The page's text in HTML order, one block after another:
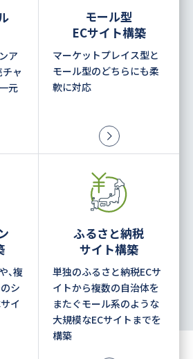
ア
チャ
元
モール型
ECサイト構築
マーケットプレイス型と
モール型のどちらにも柔
軟に対応
、複
シ
イ
ふるさと納税
サイト構築
単独のふるさと納税ECサ
イトから複数の自治体を
またぐモール系のような
大規模なECサイトまでを
構築